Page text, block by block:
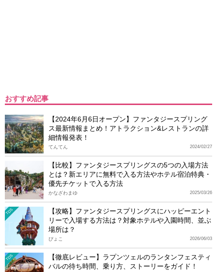
おすすめ記事
【2024年6月6日オープン】ファンタジースプリング
ス最新情報まとめ！アトラクション&レストランの詳
細情報発表！
2024/02/27
てんてん
【比較】ファンタジースプリングスの5つの入場方法
とは？新エリアに無料で入る方法やホテル宿泊特典・
優先チケットで入る方法
2025/03/26
かなざわまゆ
TDS
【攻略】ファンタジースプリングスにハッピーエント
リーで入場する方法は？対象ホテルや入園時間、並ぶ
場所は？
2026/06/03
ぴょこ
TDS
【徹底レビュー】ラプンツェルのランタンフェスティ
バルの待ち時間、乗り方、ストーリーをガイド！